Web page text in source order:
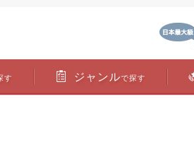
す ジャンルで探す